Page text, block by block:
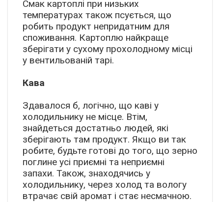
Смак картоплі при низьких
температурах також псується, що
робить продукт непридатним для
споживання. Картоплю найкраще
зберігати у сухому прохолодному місці
у вентильованій тарі.
Кава
Здавалося б, логічно, що каві у
холодильнику не місце. Втім,
знайдеться достатньо людей, які
зберігають там продукт. Якщо ви так
робите, будьте готові до того, що зерно
поглине усі приємні та неприємні
запахи. Також, знаходячись у
холодильнику, через холод та вологу
втрачає свій аромат і стає несмачною.